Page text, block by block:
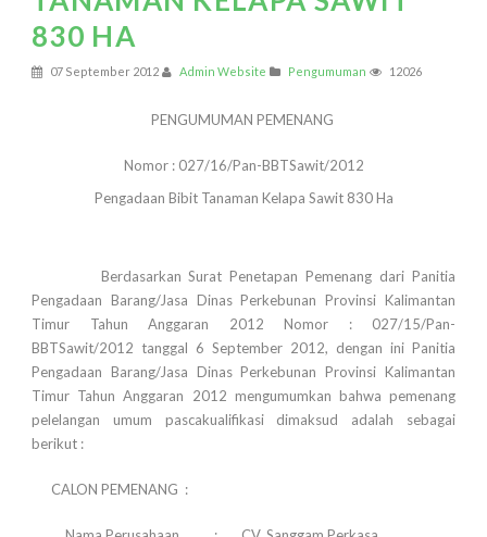
830 HA
07 September 2012 Admin Website Pengumuman 12026
PENGUMUMAN PEMENANG
Nomor : 027/16/Pan-BBTSawit/2012
Pengadaan Bibit Tanaman Kelapa Sawit 830 Ha
Berdasarkan Surat Penetapan Pemenang dari Panitia
Pengadaan Barang/Jasa Dinas Perkebunan Provinsi Kalimantan
Timur Tahun Anggaran 2012 Nomor : 027/15/Pan-
BBTSawit/2012 tanggal 6 September 2012, dengan ini Panitia
Pengadaan Barang/Jasa Dinas Perkebunan Provinsi Kalimantan
Timur Tahun Anggaran 2012 mengumumkan bahwa pemenang
pelelangan umum pascakualifikasi dimaksud adalah sebagai
berikut :
CALON PEMENANG :